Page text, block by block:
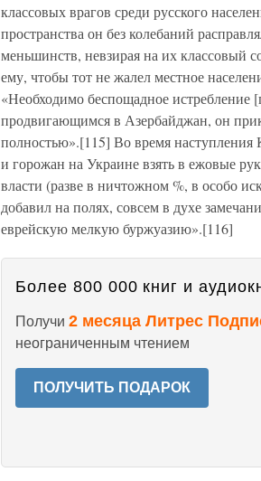
классовых врагов среди русского
пространства он без колебаний
меньшинств, невзирая на их классовый
ему, чтобы тот не жалел местное
«Необходимо беспощадное
продвигающимся в Азербайджан, он
полностью».[115] Во время наступления
и горожан на Украине взять в ежовые
власти (разве в ничтожном %, в особо
добавил на полях, совсем в духе
еврейскую мелкую буржуазию».[116]
Более 800 000 книг и
Получи 2 месяца Литрес
неограниченным чтением
ПОЛУЧИТЬ ПОДАРОК